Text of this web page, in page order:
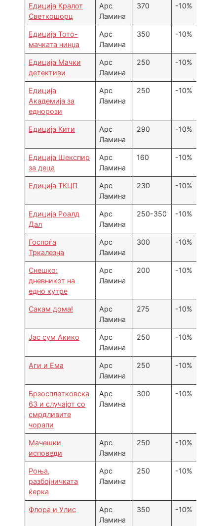
Едиција Кралот
Светкошорц
Арс
Ламина
370 -10%
Едиција Тото-
мачката нинџа
Арс
Ламина
350 -10%
Едиција Мачки
детективи
Арс
Ламина
250 -10%
Едиција
Академија за
еднорози
Арс
Ламина
250 -10%
Едиција Кити
Арс
Ламина
290 -10%
Едиција Шекспир
за деца
Арс
Ламина
160 -10%
Едиција ТКЦП
Арс
Ламина
230 -10%
Едиција Роалд
Дал
Арс
Ламина
250-350 -10%
Госпоѓа
Тркалезна
Арс
Ламина
300 -10%
Снешко:
дневникот на
едно кутре
Арс
Ламина
200 -10%
Сакам дома!
Арс
Ламина
275 -10%
Јас сум Акико
Арс
Ламина
250 -10%
Аги и Ема
Арс
Ламина
250 -10%
Брзосплетковска
63 и случајот со
смрдливите
чорапи
Арс
Ламина
300 -10%
Мачешки
исповеди
Арс
Ламина
250 -10%
Роња,
разбојничката
ќерка
Арс
Ламина
250 -10%
Флора и Улис
Арс
Ламина
350 -10%